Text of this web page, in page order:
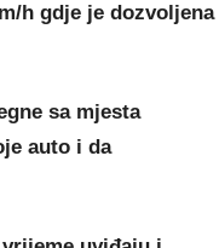
h gdje je dozvoljena
sa mjesta
auto i da